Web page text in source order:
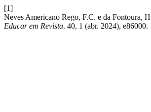
[1]
Neves Americano Rego, F.C. e da Fontoura,
Educar em Revista. 40, 1 (abr. 2024), e86000.